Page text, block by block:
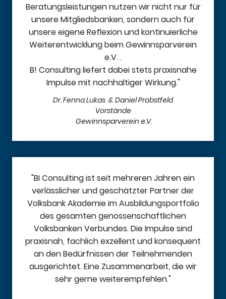
Beratungsleistungen nutzen wir nicht nur für
unsere Mitgliedsbanken, sondern auch für
unsere eigene Reflexion und kontinuierliche
Weiterentwicklung beim Gewinnsparverein
e.V. .
B! Consulting liefert dabei stets praxisnahe
Impulse mit nachhaltiger Wirkung."
Dr. Fenna Lukas & Daniel Probstfeld
Vorstände
Gewinnsparverein e.V.
"BI Consulting ist seit mehreren Jahren ein
verlässlicher und geschätzter Partner der
Volksbank Akademie im Ausbildungsportfolio
des gesamten genossenschaftlichen
Volksbanken Verbundes. Die Impulse sind
praxisnah, fachlich exzellent und konsequent
an den Bedürfnissen der Teilnehmenden
ausgerichtet. Eine Zusammenarbeit, die wir
sehr gerne weiterempfehlen."